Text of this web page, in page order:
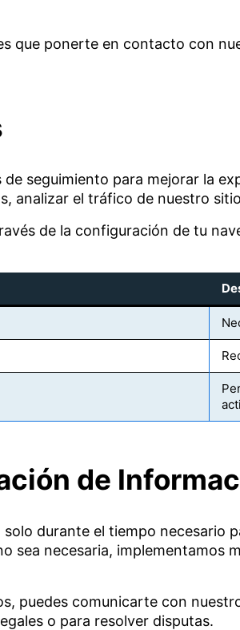
que ponerte en contacto con
seguimiento para mejorar la
analizar el tráfico de nuestro
de la configuración de tu
de
durante el tiempo necesario
sea necesaria, implementamos
puedes comunicarte con
o para resolver disputas.